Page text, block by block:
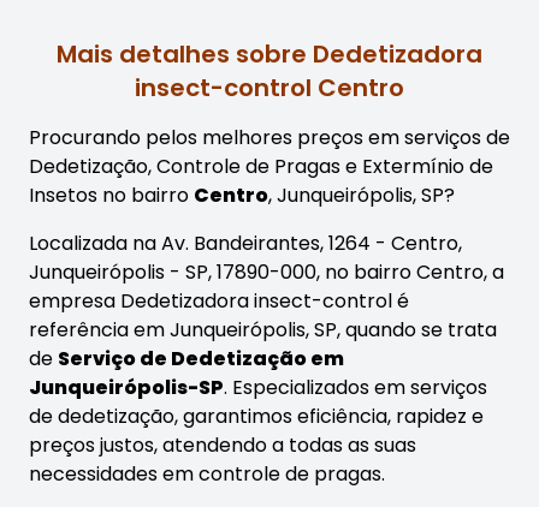
Mais detalhes sobre Dedetizadora
insect-control Centro
Procurando pelos melhores preços em serviços de
Dedetização, Controle de Pragas e Extermínio de
Insetos no bairro Centro, Junqueirópolis, SP?
Localizada na Av. Bandeirantes, 1264 - Centro,
Junqueirópolis - SP, 17890-000, no bairro Centro, a
empresa Dedetizadora insect-control é
referência em Junqueirópolis, SP, quando se trata
de Serviço de Dedetização em
Junqueirópolis-SP. Especializados em serviços
de dedetização, garantimos eficiência, rapidez e
preços justos, atendendo a todas as suas
necessidades em controle de pragas.